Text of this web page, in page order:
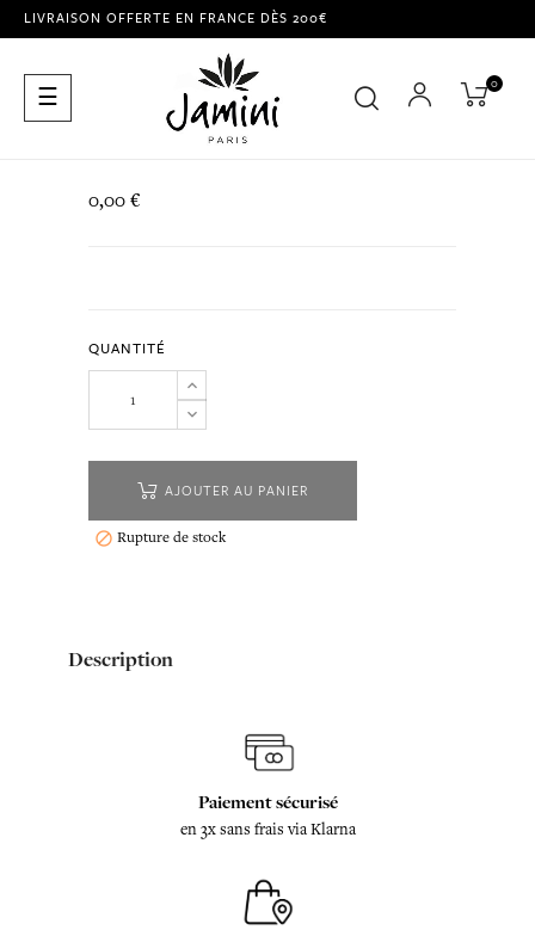
LIVRAISON OFFERTE EN FRANCE DÈS 200€
Basculer
la
☰ 0
0,00 €
QUANTITÉ
AJOUTER AU PANIER
 Rupture de stock
Description
Paiement sécurisé
en 3x sans frais via Klarna